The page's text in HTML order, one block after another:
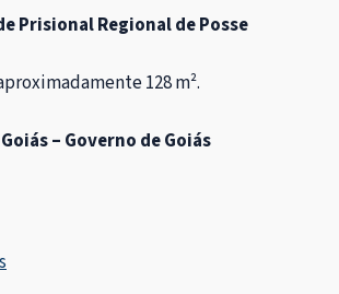
Prisional Regional de Posse
128 m².
– Governo de Goiás